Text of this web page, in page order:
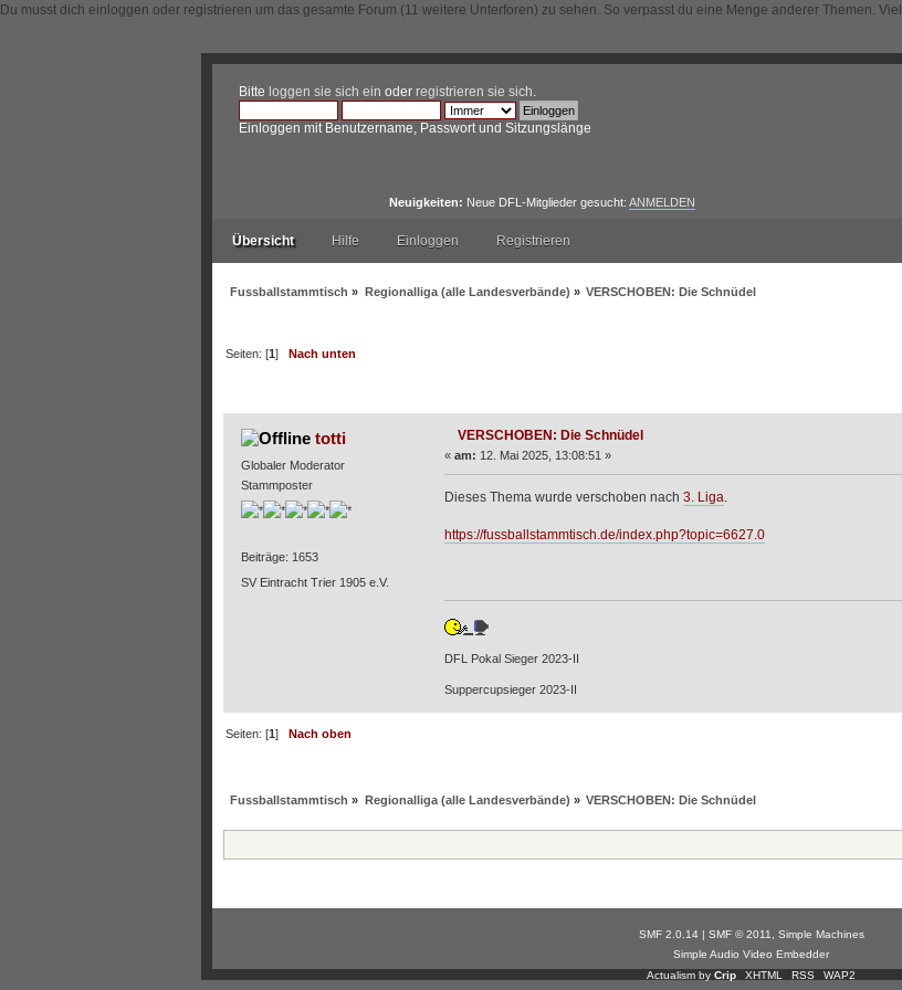
Du musst dich einloggen oder registrieren um das gesamte Forum (11 weitere Unterforen) zu sehen. So verpasst du eine Menge anderer Themen.
Bitte loggen sie sich ein oder registrieren sie sich
Einloggen mit Benutzername, Passwort und Sitzungslänge
Neuigkeiten: Neue DFL-Mitglieder gesucht: ANMELDEN
Übersicht Hilfe Einloggen Registrieren
Fussballstammtisch » Regionalliga (alle Landesverbände) » VERSCHOBEN: Die Schnüdel
Seiten: [1]Nach unten
totti
Globaler Moderator
Stammposter
Beiträge: 1653
SV Eintracht Trier 1905 e.V.
VERSCHOBEN: Die Schnüdel
« am: 12. Mai 2025, 13:08:51 »
Dieses Thema wurde verschoben nach 3. Liga.
https://fussballstammtisch.de/index.php?topic=6627.0
DFL Pokal Sieger 2023-II
Suppercupsieger 2023-II
Seiten: [1]Nach oben
Fussballstammtisch » Regionalliga (alle Landesverbände) » VERSCHOBEN: Die Schnüdel
SMF 2.0.14| SMF © 2011, Simple Machines
Simple Audio Video Embedder
Actualism by Crip XHTML RSS WAP2